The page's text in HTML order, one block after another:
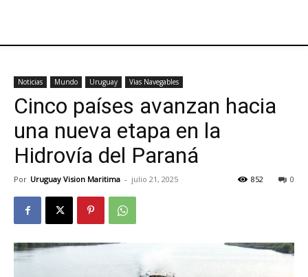
Noticias Mundo Uruguay Vias Navegables
Cinco países avanzan hacia
una nueva etapa en la
Hidrovía del Paraná
Por Uruguay Vision Maritima - julio 21, 2025 0
852